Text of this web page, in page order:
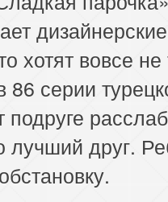
хотят вовсе не
серии
подруге
лучший друг.